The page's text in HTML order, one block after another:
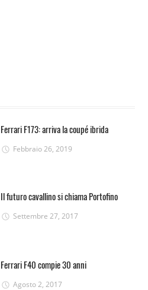
Ferrari F173: arriva la coupé ibrida
Febbraio 26, 2019
Il futuro cavallino si chiama Portofino
Settembre 27, 2017
Ferrari F40 compie 30 anni
Agosto 2, 2017